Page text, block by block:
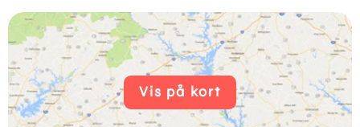
Vis på kort